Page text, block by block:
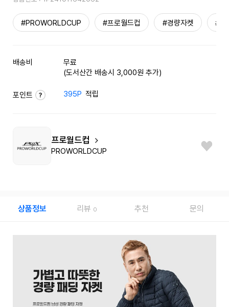
#PROWORLDCUP #프로월드컵 #경량자켓 #남
배송비
무료
(도서산간 배송시 3,000원 추가)
포인트 395P 적립
프로월드컵
PROWORLDCUP
상품정보 리뷰 0 추천 문의